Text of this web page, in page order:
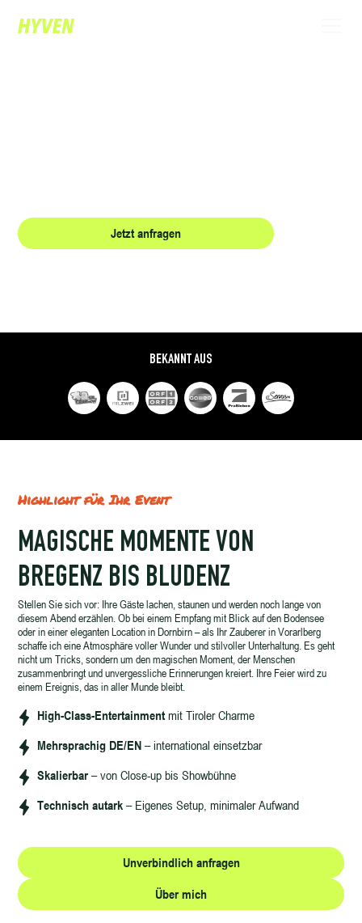
Jetzt anfragen
BEKANNT AUS
Highlight für Ihr Event
MAGISCHE MOMENTE VON
BREGENZ BIS BLUDENZ
Stellen Sie sich vor: Ihre Gäste lachen, staunen und werden noch lange von
diesem Abend erzählen. Ob bei einem Empfang mit Blick auf den Bodensee
oder in einer eleganten Location in Dornbirn – als Ihr Zauberer in Vorarlberg
schaffe ich eine Atmosphäre voller Wunder und stilvoller Unterhaltung. Es geht
nicht um Tricks, sondern um den magischen Moment, der Menschen
zusammenbringt und unvergessliche Erinnerungen kreiert. Ihre Feier wird zu
einem Ereignis, das in aller Munde bleibt.
High-Class-Entertainmentmit Tiroler Charme
Mehrsprachig DE/EN– international einsetzbar
Skalierbar– von Close-up bis Showbühne
Technisch autark– Eigenes Setup, minimaler Aufwand
Unverbindlich anfragen
Über mich